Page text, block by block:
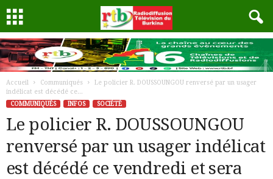
Accueil Communiqués
Le policier R. DOUSSOUNGOU renversé par un usager
indélicat est décédé ce...
COMMUNIQUÉS
INFOS SOCIÉTÉ
Le policier R. DOUSSOUNGOU
renversé par un usager indélicat
est décédé ce vendredi et sera